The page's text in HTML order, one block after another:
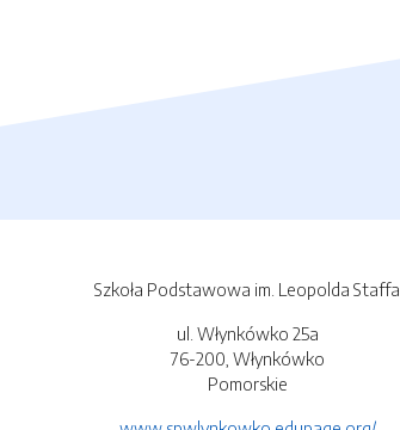
Szkoła Podstawowa im. Leopolda Staffa
ul. Włynkówko 25a
76-200, Włynkówko
Pomorskie